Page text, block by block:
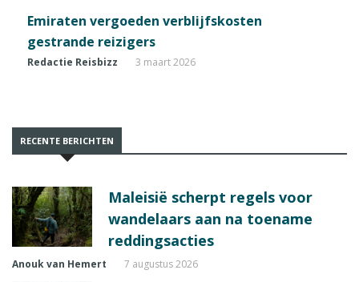
Emiraten vergoeden verblijfskosten
gestrande reizigers
Redactie Reisbizz 3 maart 2026
RECENTE BERICHTEN
Maleisië scherpt regels voor
wandelaars aan na toename
reddingsacties
Anouk van Hemert 7 augustus 2026